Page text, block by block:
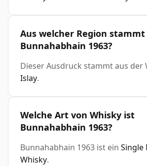
Aus welcher Region stammt
Bunnahabhain 1963?
Dieser Ausdruck stammt aus der
Islay.
Welche Art von Whisky ist
Bunnahabhain 1963?
Bunnahabhain 1963 ist ein Single
Whisky.